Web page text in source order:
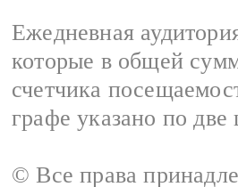
Ежедневная
которые в общей
счетчика
графе указано по
© Все права